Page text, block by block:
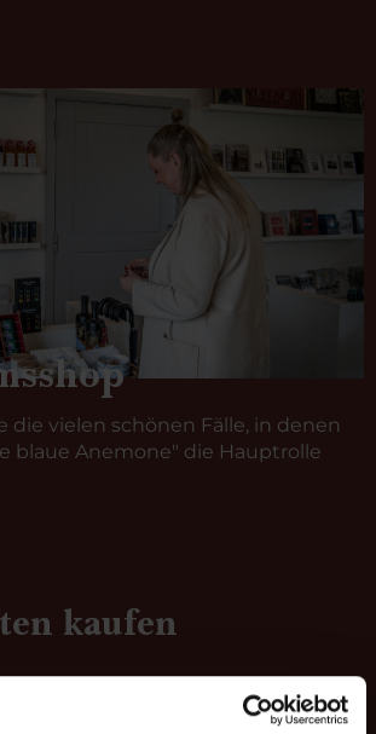
die vielen schönen Fälle, in denen
blaue Anemone" die Hauptrolle
kaufen